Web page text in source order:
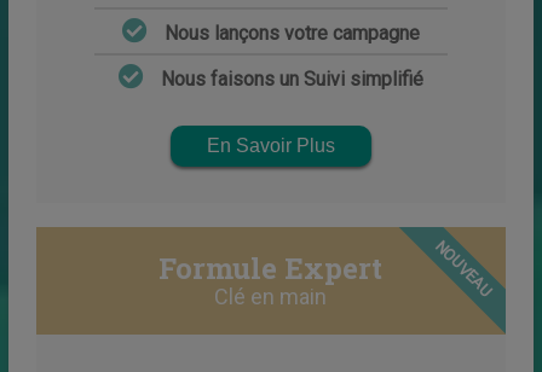
Nous lançons votre campagne
Nous faisons un Suivi simplifié
En Savoir Plus
Formule Expert
Clé en main NOUVEAU